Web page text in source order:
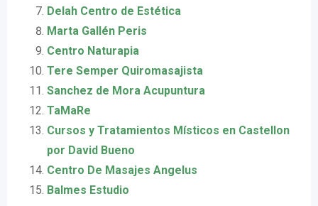
Delah Centro de Estética
Marta Gallén Peris
Centro Naturapia
Tere Semper Quiromasajista
Sanchez de Mora Acupuntura
TaMaRe
Cursos y Tratamientos Místicos en Castellon
por David Bueno
Centro De Masajes Angelus
Balmes Estudio